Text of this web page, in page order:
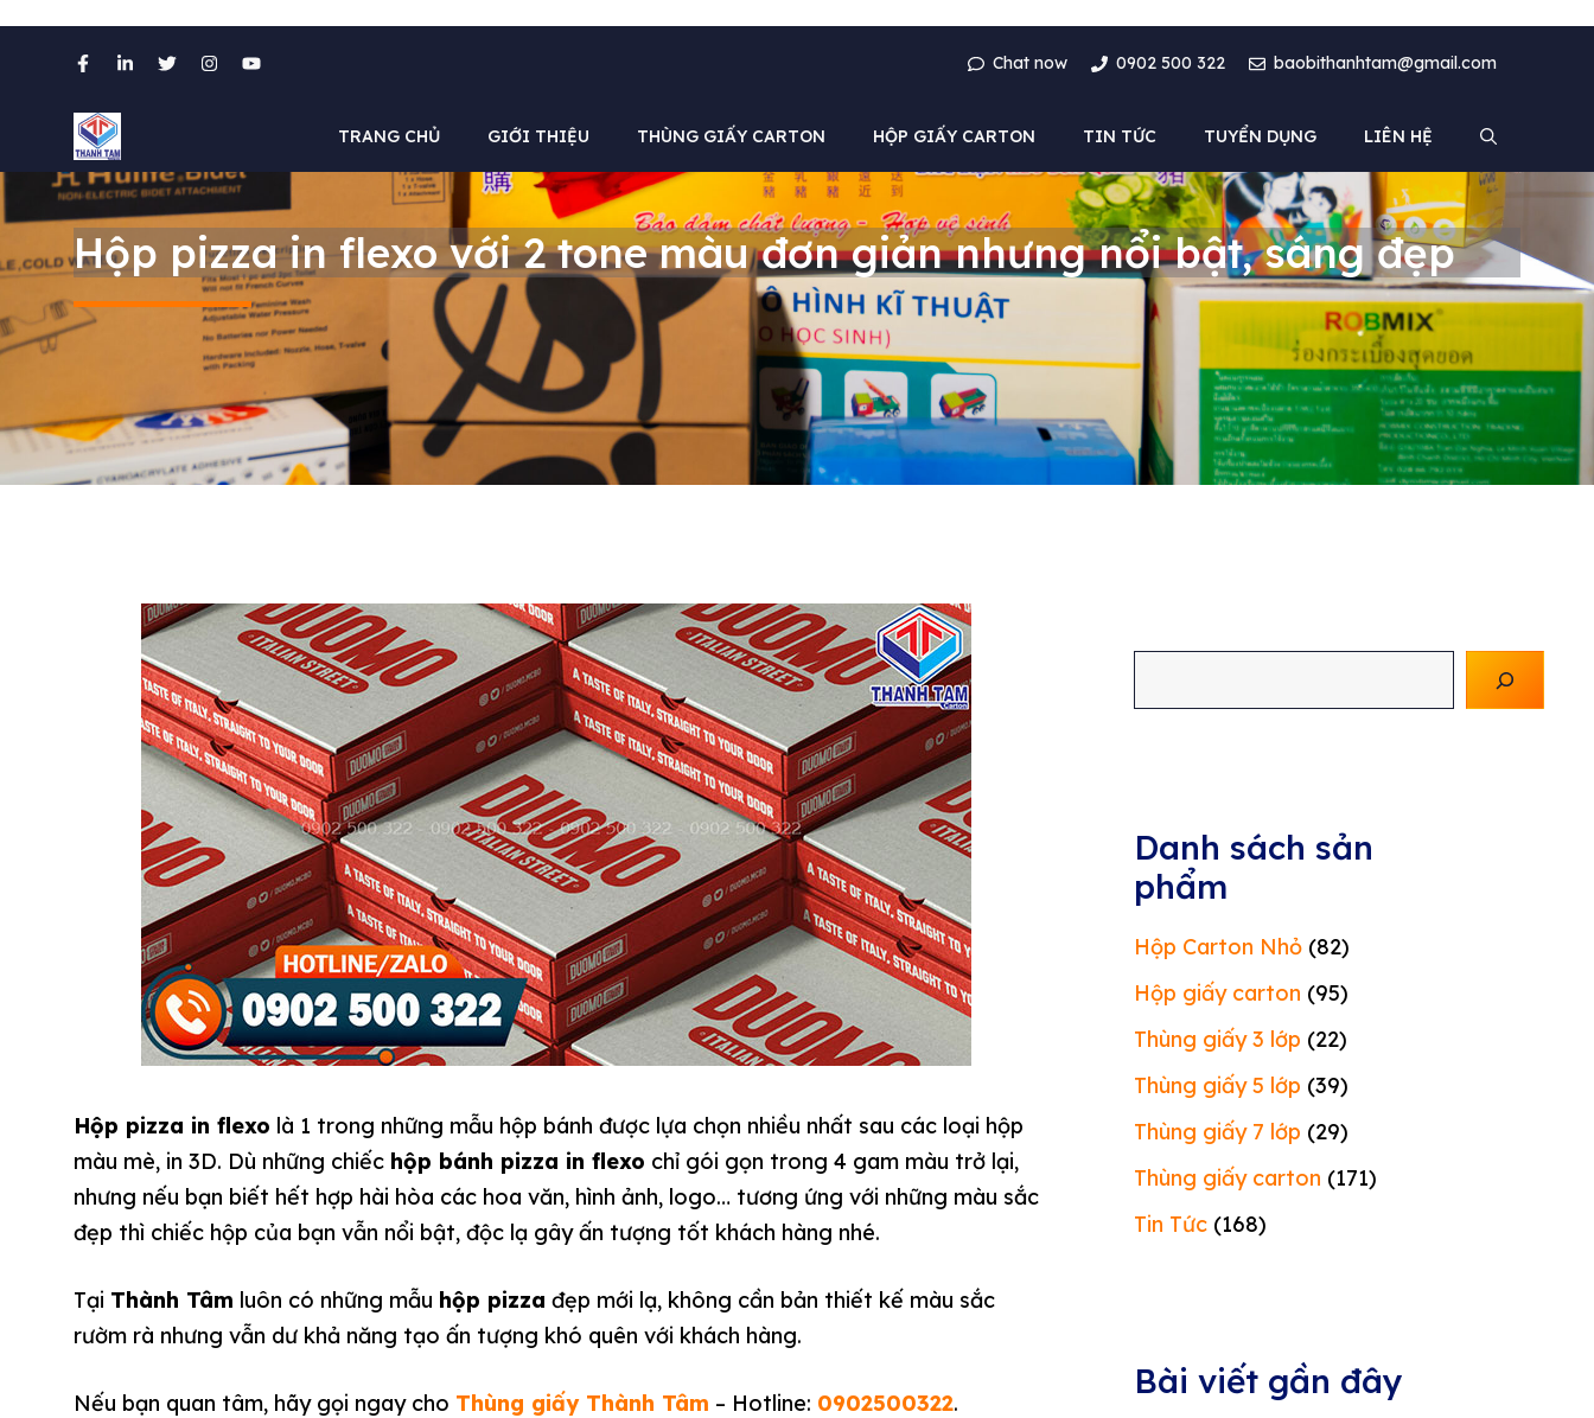
Chat now 0902 500 322 baobithanhtam@gmail.com
TRANG CHỦ GIỚI THIỆU THÙNG GIẤY CARTON HỘP GIẤY CARTON TIN TỨC TUYỂN DỤNG LIÊN HỆ
Hộp pizza in flexo với 2 tone màu đơn giản nhưng nổi bật, sáng đẹp
Hộp pizza in flexo là 1 trong những mẫu hộp bánh được lựa chọn nhiều nhất sau các loại hộp
màu mè, in 3D. Dù những chiếc hộp bánh pizza in flexo chỉ gói gọn trong 4 gam màu trở lại,
nhưng nếu bạn biết hết hợp hài hòa các hoa văn, hình ảnh, logo… tương ứng với những màu sắc
đẹp thì chiếc hộp của bạn vẫn nổi bật, độc lạ gây ấn tượng tốt khách hàng nhé.
Tại Thành Tâm luôn có những mẫu hộp pizza đẹp mới lạ, không cần bản thiết kế màu sắc
rườm rà nhưng vẫn dư khả năng tạo ấn tượng khó quên với khách hàng.
Nếu bạn quan tâm, hãy gọi ngay cho Thùng giấy Thành Tâm – Hotline: 0902500322.
kiếm
Danh sách sản
phẩm
Hộp Carton Nhỏ (82)
Hộp giấy carton (95)
Thùng giấy 3 lớp (22)
Thùng giấy 5 lớp (39)
Thùng giấy 7 lớp (29)
Thùng giấy carton (171)
Tin Tức (168)
Bài viết gần đây